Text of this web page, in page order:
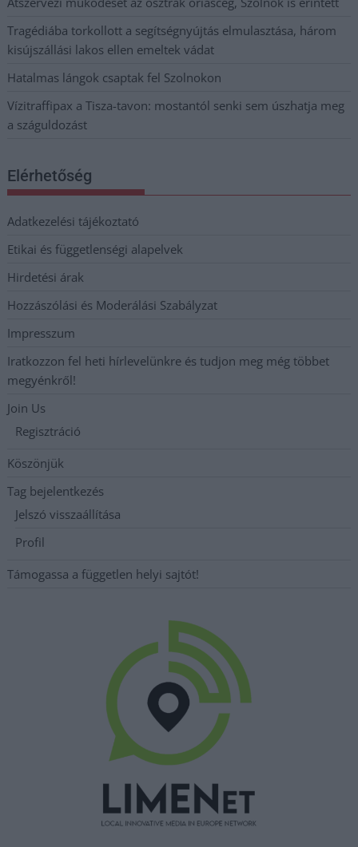
Tragédiába torkollott a segítségnyújtás elmulasztása, három
kisújszállási lakos ellen emeltek vádat
Hatalmas lángok csaptak fel Szolnokon
Vízitraffipax a Tisza-tavon: mostantól senki sem úszhatja meg
a száguldozást
Elérhetőség
Adatkezelési tájékoztató
Etikai és függetlenségi alapelvek
Hirdetési árak
Hozzászólási és Moderálási Szabályzat
Impresszum
Iratkozzon fel heti hírlevelünkre és tudjon meg még többet
megyénkről!
Join Us
Regisztráció
Köszönjük
Tag bejelentkezés
Jelszó visszaállítása
Profil
Támogassa a független helyi sajtót!